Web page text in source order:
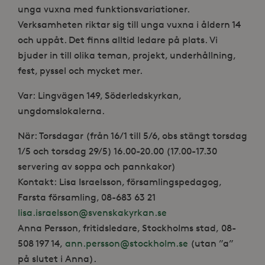
unga vuxna med funktionsvariationer.
Verksamheten riktar sig till unga vuxna i åldern 14
och uppåt. Det finns alltid ledare på plats. Vi
bjuder in till olika teman, projekt, underhållning,
fest, pyssel och mycket mer.
Var: Lingvägen 149, Söderledskyrkan,
ungdomslokalerna.
När: Torsdagar (från 16/1 till 5/6, obs stängt torsdag
1/5 och torsdag 29/5) 16.00-20.00 (17.00-17.30
servering av soppa och pannkakor)
Kontakt: Lisa Israelsson, församlingspedagog,
Farsta församling, 08-683 63 21
lisa.israelsson@svenskakyrkan.se
Anna Persson, fritidsledare, Stockholms stad, 08-
508 197 14, ann.persson@stockholm.se (utan ”a”
på slutet i Anna).